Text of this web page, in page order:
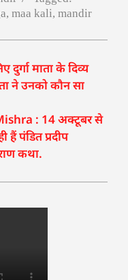
, maa kali, mandir
माता के दिव्य
ने उनको कौन सा
: 14 अक्टूबर से
हैं पंडित प्रदीप
कथा.